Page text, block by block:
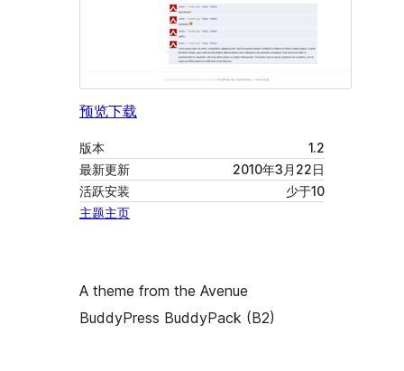
预览下载
版本
1.2
最新更新
2010年3月22日
活跃安装
少于10
主题主页
A theme from the Avenue
BuddyPress BuddyPack (B2)